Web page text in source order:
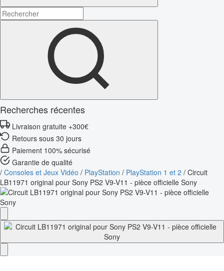
Recherches récentes
Livraison gratuite +300€
Retours sous 30 jours
Paiement 100% sécurisé
Garantie de qualité
/ Consoles et Jeux Vidéo / PlayStation / PlayStation 1 et 2 / Circuit
LB11971 original pour Sony PS2 V9-V11 - pièce officielle Sony